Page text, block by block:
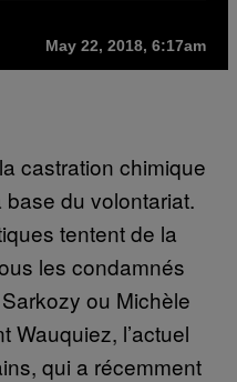
May 22, 2018, 6:17am
castration chimique
base du volontariat.
tentent de la
les condamnés
ou Michèle
Wauquiez, l’actuel
qui a récemment